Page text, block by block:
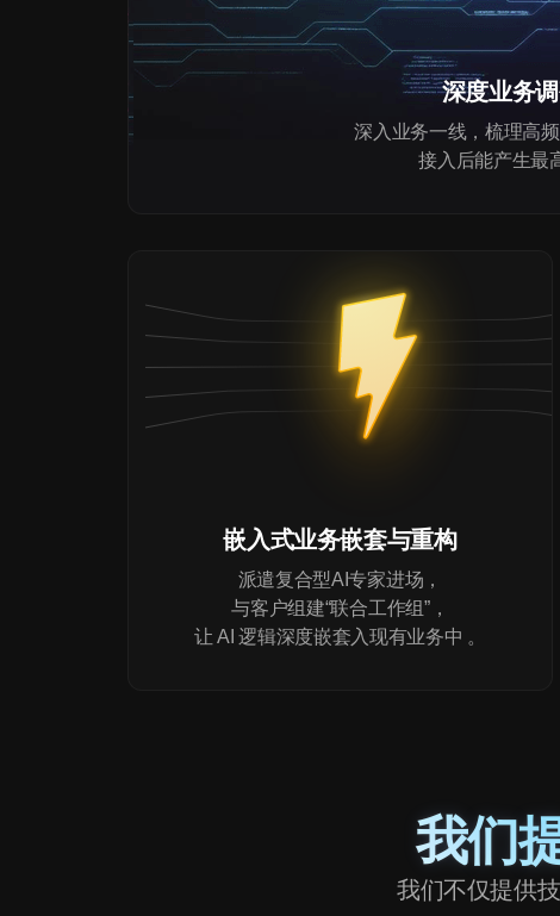
深度业务
深入业务一线，梳理高
接入后能产生最
嵌入式业务嵌套与重构
派遣复合型AI专家进场，
与客户组建“联合工作组”，
让 AI 逻辑深度嵌套入现有业务中 。
我们
我们不仅提供